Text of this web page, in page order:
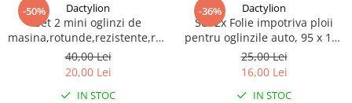
-50% Dactylion
Set 2 mini oglinzi de
masina,rotunde,rezistente,rotire
360 grade
40,00 Lei
20,00 Lei
IN STOC
-36% Dactylion
Set 2x Folie impotriva ploii
pentru oglinzile auto, 95 x 135
mm
25,00 Lei
16,00 Lei
IN STOC